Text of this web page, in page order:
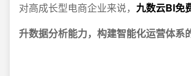
对高成长型电商企业来说， 九数云BI免
升数据分析能力，构建智能化运营体系